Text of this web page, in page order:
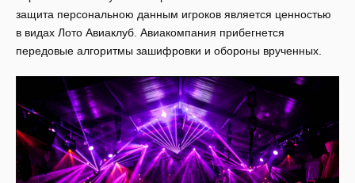
защита персональною данным игроков является ценностью
в видах Лото Авиаклуб. Авиакомпания прибегнется
передовые алгоритмы зашифровки и обороны врученных.